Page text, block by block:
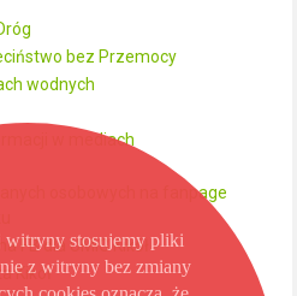
bez Przemocy
wodnych
w mediach
osobowych na fanpage
FB dla UMiG Kikół
Kikół
witryny stosujemy pliki
z witryny bez zmiany